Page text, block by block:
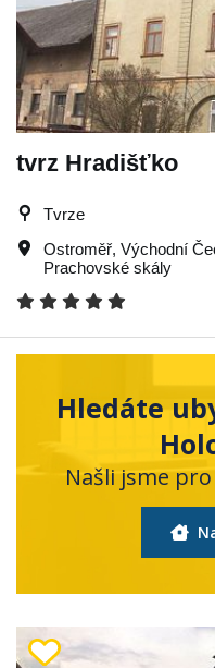
tvrz Hradišťko
Tvrze
Ostroměř, Východní
Prachovské skály
Hledáte
Našli jsme